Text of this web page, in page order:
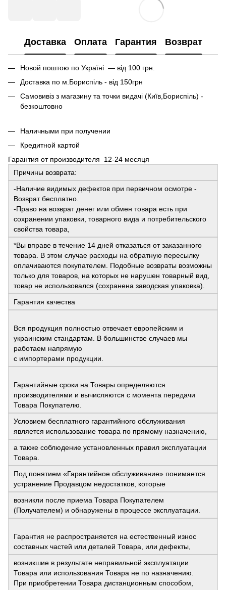
Доставка Оплата Гарантия Возврат
Новой поштою по Україні — від 100 грн.
Доставка по м.Бориспіль - від 150грн
Самовивіз з магазину та точки видачі (Київ,Бориспіль) -
безкоштовно
Наличными при получении
Кредитной картой
Гарантия от производителя 12-24 месяця
Причины возврата:
-Наличие видимых дефектов при первичном осмотре -
Возврат бесплатно.
-Право на возврат денег или обмен товара есть при
сохранении упаковки, товарного вида и потребительского
свойства товара,
*Вы вправе в течение 14 дней отказаться от заказанного
товара. В этом случае расходы на обратную пересылку
оплачиваются покупателем. Подобные возвраты возможны
только для товаров, на которых не нарушен товарный вид,
товар не использовался (сохранена заводская упаковка).
Гарантия качества
Вся продукция полностью отвечает европейским и
украинским стандартам. В большинстве случаев мы
работаем напрямую
с импортерами продукции.
Гарантийные сроки на Товары определяются
производителями и вычисляются с момента передачи
Товара Покупателю.
Условием бесплатного гарантийного обслуживания
является использование товара по прямому назначению,
а также соблюдение установленных правил эксплуатации
Товара.
Под понятием «Гарантийное обслуживание» понимается
устранение Продавцом недостатков, которые
возникли после приема Товара Покупателем
(Получателем) и обнаружены в процессе эксплуатации.
Гарантия не распространяется на естественный износ
составных частей или деталей Товара, или дефекты,
возникшие в результате неправильной эксплуатации
Товара или использования Товара не по назначению.
При приобретении Товара дистанционным способом,